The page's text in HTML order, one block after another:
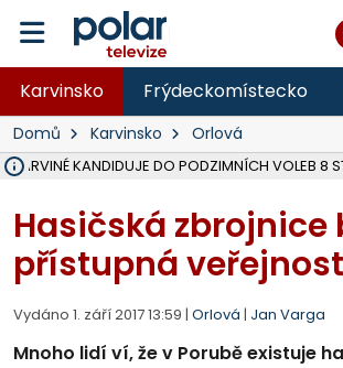
Karvinsko Frýdeckomístecko
Domů Karvinsko Orlová
V KARVINÉ KANDIDUJE DO PODZIMNÍCH VOLEB 8
Hasičská zbrojnice
přístupná
Vydáno 1. září 2017 13:59 | Orlová | Jan Varga
​Mnoho lidí ví, že v Porubě existuje